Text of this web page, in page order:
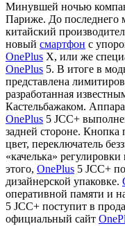
Минувшей ночью
Париже. До последнего
китайский
новый смартфон с
OnePlus X, или же
OnePlus 5. В итоге в
представлена
разработанная
Кастельбажаком.
OnePlus 5 JCC+
задней стороне.
цвет, переключатель
«качелька»
этого, OnePlus 5 JCC+
дизайнерской упаковке.
оперативной памяти и
5 JCC+ поступит в
официальный сайт